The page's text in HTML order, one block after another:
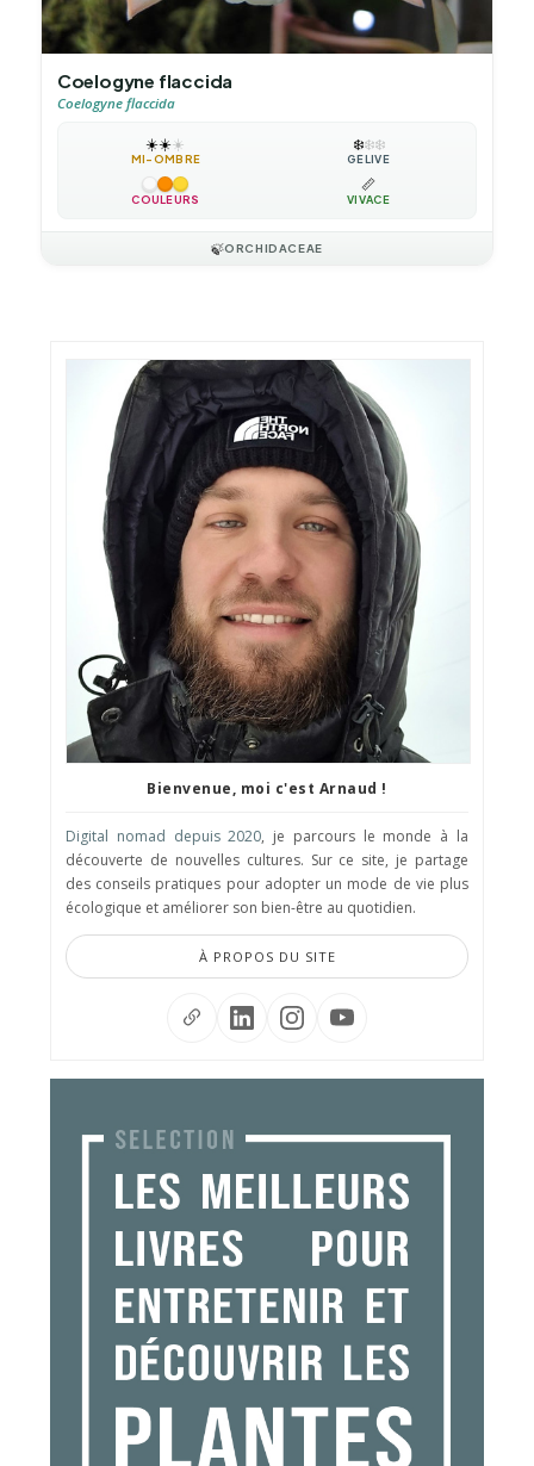
Coelogyne flaccida
Coelogyne flaccida
☀️☀️☀️
MI-OMBRE
❄️❄️❄️
GÉLIVE
COULEURS
📏
VIVACE
🍃ORCHIDACEAE
Bienvenue, moi c'est Arnaud !
Digital nomad depuis 2020, je parcours le monde à la
découverte de nouvelles cultures. Sur ce site, je partage
des conseils pratiques pour adopter un mode de vie plus
écologique et améliorer son bien-être au quotidien.
À PROPOS DU SITE